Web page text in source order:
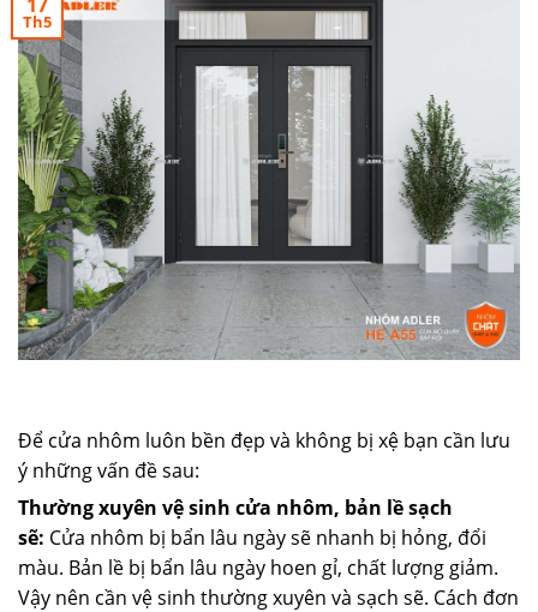
Th5
Để cửa nhôm luôn bền đẹp và không bị xệ bạn cần lưu
ý những vấn đề sau:
Thường xuyên vệ sinh cửa nhôm, bản lề sạch
sẽ: Cửa nhôm bị bẩn lâu ngày sẽ nhanh bị hỏng, đổi
màu. Bản lề bị bẩn lâu ngày hoen gỉ, chất lượng giảm.
Vậy nên cần vệ sinh thường xuyên và sạch sẽ. Cách đơn